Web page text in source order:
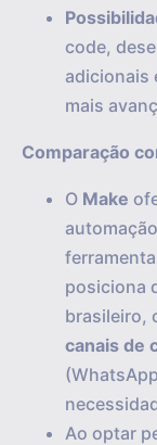
code,
adicionais
mais
Comparação
O Make
posiciona
brasileiro,
canais de
Ao optar